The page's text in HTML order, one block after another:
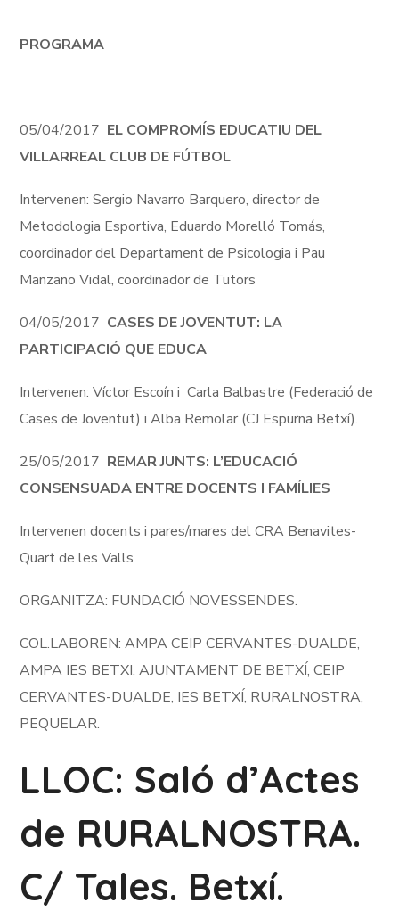
PROGRAMA
05/04/2017 EL COMPROMÍS EDUCATIU DEL
VILLARREAL CLUB DE FÚTBOL
Intervenen: Sergio Navarro Barquero, director de
Metodologia Esportiva, Eduardo Morelló Tomás,
coordinador del Departament de Psicologia i Pau
Manzano Vidal, coordinador de Tutors
04/05/2017 CASES DE JOVENTUT: LA
PARTICIPACIÓ QUE EDUCA
Intervenen: Víctor Escoín i Carla Balbastre (Federació de
Cases de Joventut) i Alba Remolar (CJ Espurna Betxí).
25/05/2017 REMAR JUNTS: L’EDUCACIÓ
CONSENSUADA ENTRE DOCENTS I FAMÍLIES
Intervenen docents i pares/mares del CRA Benavites-
Quart de les Valls
ORGANITZA: FUNDACIÓ NOVESSENDES.
COL.LABOREN: AMPA CEIP CERVANTES-DUALDE,
AMPA IES BETXI. AJUNTAMENT DE BETXÍ, CEIP
CERVANTES-DUALDE, IES BETXÍ, RURALNOSTRA,
PEQUELAR.
LLOC: Saló d’Actes
de RURALNOSTRA.
C/ Tales. Betxí.